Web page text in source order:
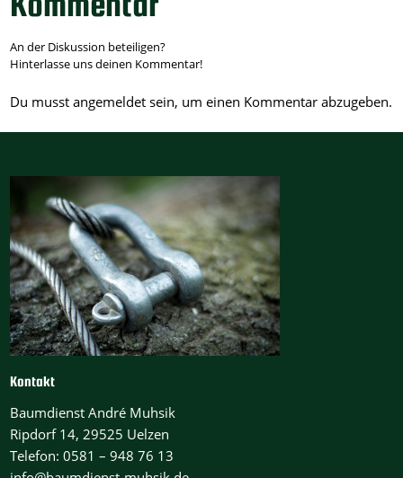
An der Diskussion beteiligen?
Hinterlasse uns deinen Kommentar!
Du musstangemeldet sein, um einen Kommentar abzugeben.
Kontakt
Baumdienst André Muhsik
Ripdorf 14, 29525 Uelzen
Telefon: 0581 – 948 76 13